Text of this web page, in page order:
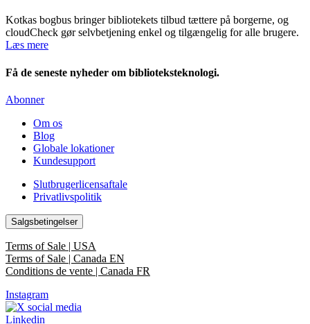
Kotkas bogbus bringer bibliotekets tilbud tættere på borgerne, og
cloudCheck gør selvbetjening enkel og tilgængelig for alle brugere.
Læs mere
Få de seneste nyheder om biblioteksteknologi.
Abonner
Om os
Blog
Globale lokationer
Kundesupport
Slutbrugerlicensaftale
Privatlivspolitik
Salgsbetingelser
Terms of Sale | USA
Terms of Sale | Canada EN
Conditions de vente | Canada FR
Instagram
Linkedin